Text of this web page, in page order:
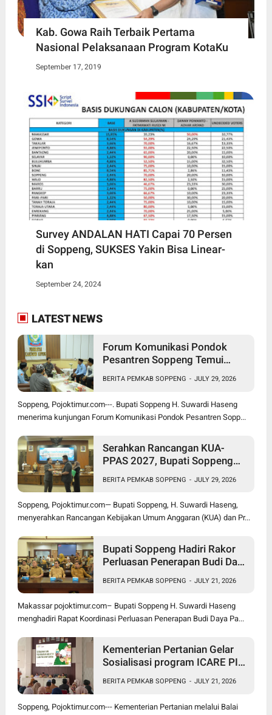
Kab. Gowa Raih Terbaik Pertama
Nasional Pelaksanaan Program KotaKu
September 17, 2019
Survey ANDALAN HATI Capai 70 Persen
di Soppeng, SUKSES Yakin Bisa Linear-
kan
September 24, 2024
LATEST NEWS
Forum Komunikasi Pondok
Pesantren Soppeng Temui
BERITA PEMKAB SOPPENG - JULY 29, 2026
Soppeng, Pojoktimur.com---. Bupati Soppeng H. Suwardi Haseng
menerima kunjungan Forum Komunikasi Pondok Pesantren Sopp...
Serahkan Rancangan KUA-
PPAS 2027, Bupati Soppeng
Tengah Tekanan Fiskal
BERITA PEMKAB SOPPENG - JULY 29, 2026
Soppeng, Pojoktimur.com— Bupati Soppeng, H. Suwardi Haseng,
menyerahkan Rancangan Kebijakan Umum Anggaran (KUA) dan Pr...
Bupati Soppeng Hadiri Rakor
Perluasan Penerapan Budi Daya
BERITA PEMKAB SOPPENG - JULY 21, 2026
Makassar pojoktimur.com– Bupati Soppeng H. Suwardi Haseng
menghadiri Rapat Koordinasi Perluasan Penerapan Budi Daya Pa...
Kementerian Pertanian Gelar
Sosialisasi program ICARE PIU
BERITA PEMKAB SOPPENG - JULY 21, 2026
Soppeng, Pojoktimur.com--- Kementerian Pertanian melalui Balai